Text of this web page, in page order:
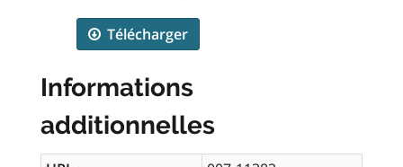
Télécharger
Informations
additionnelles